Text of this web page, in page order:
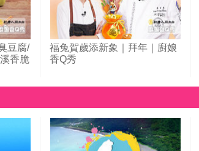
豆腐/
香脆
福兔賀歲添新象｜拜年｜廚娘
香Q秀